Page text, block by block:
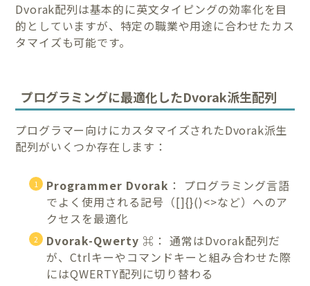
Dvorak配列は基本的に英文タイピングの効率化を目
的としていますが、特定の職業や用途に合わせたカス
タマイズも可能です。
プログラミングに最適化したDvorak派生配列
プログラマー向けにカスタマイズされたDvorak派生
配列がいくつか存在します：
Programmer Dvorak ： プログラミング言語
でよく使用される記号（[]{}()<>など）へのア
クセスを最適化
Dvorak-Qwerty ⌘ ： 通常はDvorak配列だ
が、Ctrlキーやコマンドキーと組み合わせた際
にはQWERTY配列に切り替わる